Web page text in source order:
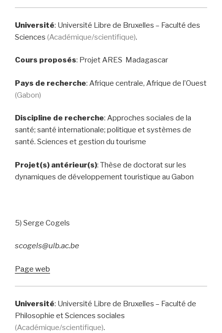
Université: Université Libre de Bruxelles – Faculté des
Sciences (Académique/scientifique).
Cours proposés: Projet ARES Madagascar
Pays de recherche: Afrique centrale, Afrique de l’Ouest
(Gabon)
Discipline de recherche: Approches sociales de la
santé; santé internationale; politique et systèmes de
santé. Sciences et gestion du tourisme
Projet(s) antérieur(s): Thèse de doctorat sur les
dynamiques de développement touristique au Gabon
5) Serge Cogels
scogels@ulb.ac.be
Page web
Université: Université Libre de Bruxelles – Faculté de
Philosophie et Sciences sociales
(Académique/scientifique).